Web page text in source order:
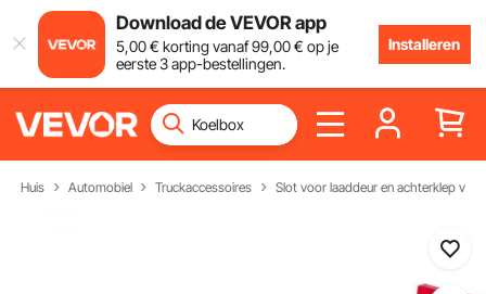
Download de VEVOR app
5,00€ korting vanaf99,00€ op je
eerste 3 app-bestellingen.
Installeren
Huis Automobiel Truckaccessoires Slot voor laaddeur en achterklep van